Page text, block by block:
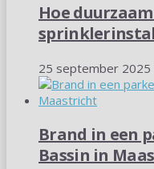
Hoe
25 september 2025
Brand in een
Bassin in